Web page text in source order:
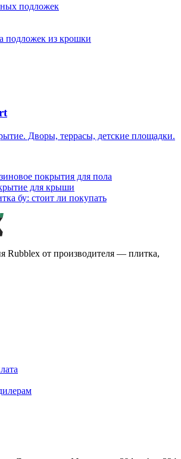
подложек
подложек из крошки
Дворы, террасы, детские площадки.
покрытия для пола
для крыши
бу: стоит ли покупать
Rubblex от производителя — плитка,